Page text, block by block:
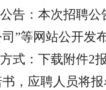
告：本次招聘公
”等网站公开发布
式：下载附件2
， 应聘人员将